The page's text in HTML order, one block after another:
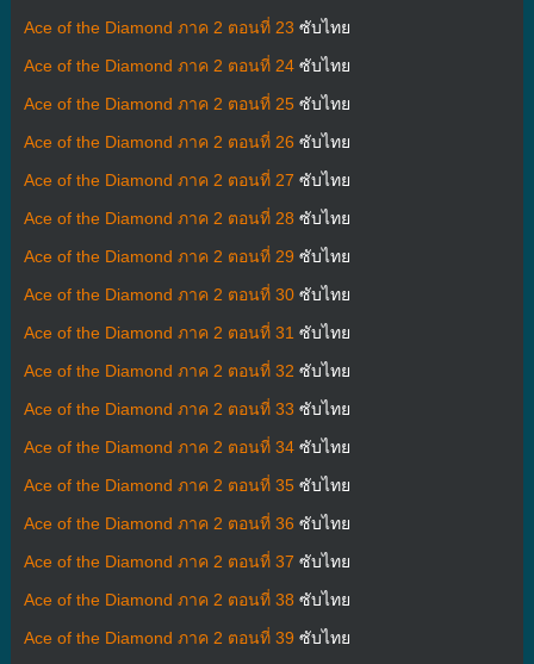
Ace of the Diamond ภาค 2 ตอนที่ 23 ซับไทย
Ace of the Diamond ภาค 2 ตอนที่ 24ซับไทย
Ace of the Diamond ภาค 2 ตอนที่ 25ซับไทย
Ace of the Diamond ภาค 2 ตอนที่ 26 ซับไทย
Ace of the Diamond ภาค 2 ตอนที่ 27 ซับไทย
Ace of the Diamond ภาค 2 ตอนที่ 28 ซับไทย
Ace of the Diamond ภาค 2 ตอนที่ 29 ซับไทย
Ace of the Diamond ภาค 2 ตอนที่ 30ซับไทย
Ace of the Diamond ภาค 2 ตอนที่ 31 ซับไทย
Ace of the Diamond ภาค 2 ตอนที่ 32 ซับไทย
Ace of the Diamond ภาค 2 ตอนที่ 33 ซับไทย
Ace of the Diamond ภาค 2 ตอนที่ 34ซับไทย
Ace of the Diamond ภาค 2 ตอนที่ 35ซับไทย
Ace of the Diamond ภาค 2 ตอนที่ 36 ซับไทย
Ace of the Diamond ภาค 2 ตอนที่ 37 ซับไทย
Ace of the Diamond ภาค 2 ตอนที่ 38 ซับไทย
Ace of the Diamond ภาค 2 ตอนที่ 39 ซับไทย